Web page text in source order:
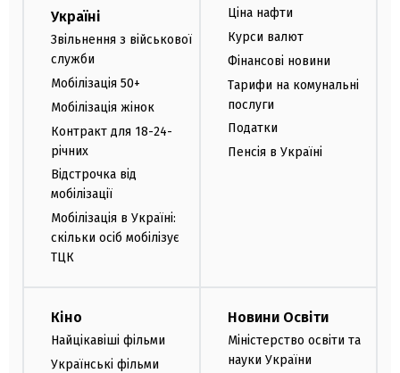
Україні
Звільнення з військової
служби
Мобілізація 50+
Мобілізація жінок
Контракт для 18-24-
річних
Відстрочка від
мобілізації
Мобілізація в Україні:
скільки осіб мобілізує
ТЦК
Ціна нафти
Курси валют
Фінансові новини
Тарифи на комунальні
послуги
Податки
Пенсія в Україні
Кіно
Найцікавіші фільми
Українські фільми
Новини Освіти
Міністерство освіти та
науки України